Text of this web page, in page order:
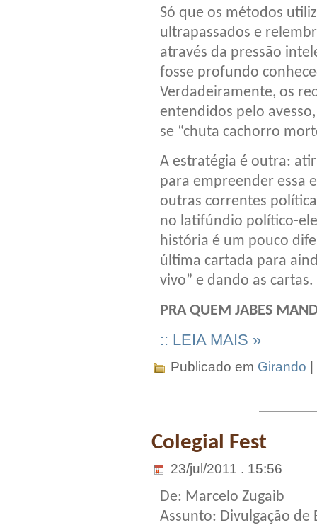
Só que os métodos
ultrapassados e
através da pressão
fosse profundo
Verdadeiramente, os
entendidos pelo
se “chuta cachorro
A estratégia é outra:
para empreender essa
outras correntes
no latifúndio político-
história é um pouco
última cartada para
vivo” e dando as cartas.
PRA QUEM JABES
:: LEIA MAIS »
Publicado em Girando
Colegial Fest
23/jul/2011 . 15:56
De: Marcelo Zugaib
Assunto: Divulgação de